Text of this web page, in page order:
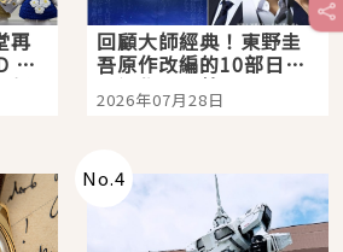
再
原
回顧大師經典！東野圭
吾原作改編的10部日本
影視作品推薦
2026年07月28日
No.4